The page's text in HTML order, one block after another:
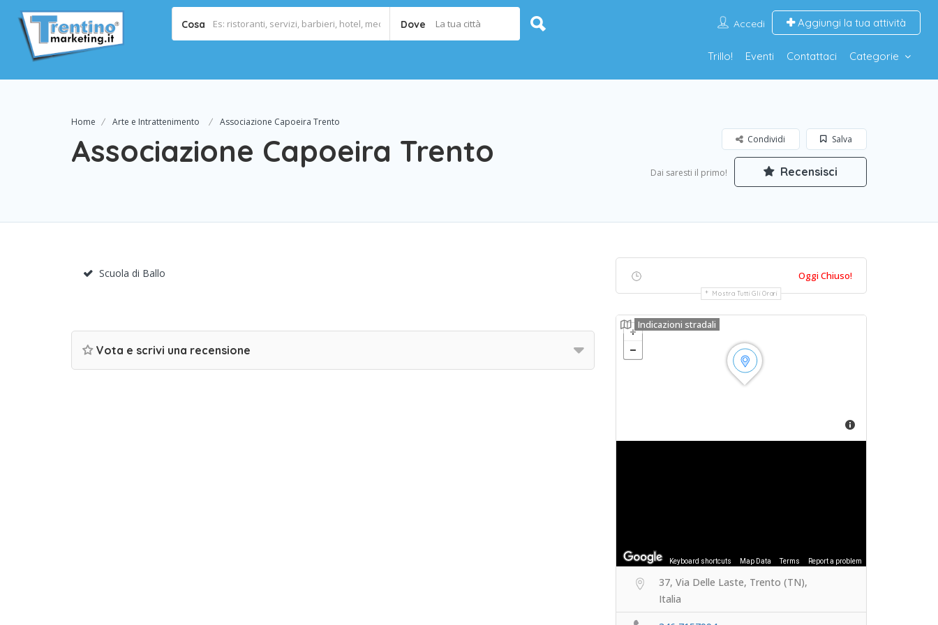
Cosa Dove La tua città Accedi Aggiungi la tua attività
Trillo! Eventi Contattaci Categorie
Home Arte e Intrattenimento Associazione Capoeira Trento
Associazione Capoeira Trento Salva
Condividi
Dai saresti il primo! Recensisci
Scuola di Ballo
Vota e scrivi una recensione
Oggi Chiuso!
Mostra Tutti Gli Orari
Keyboard shortcuts Map Data Terms Report a problem
Indicazioni stradali
37, Via Delle Laste, Trento (TN),
Italia